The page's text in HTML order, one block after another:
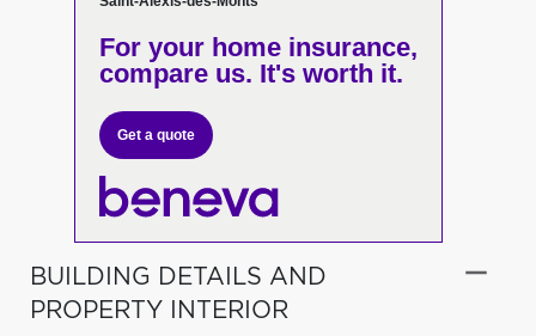
For your home insurance,
compare us. It's worth it.
Get a quote
BUILDING DETAILS AND
PROPERTY INTERIOR